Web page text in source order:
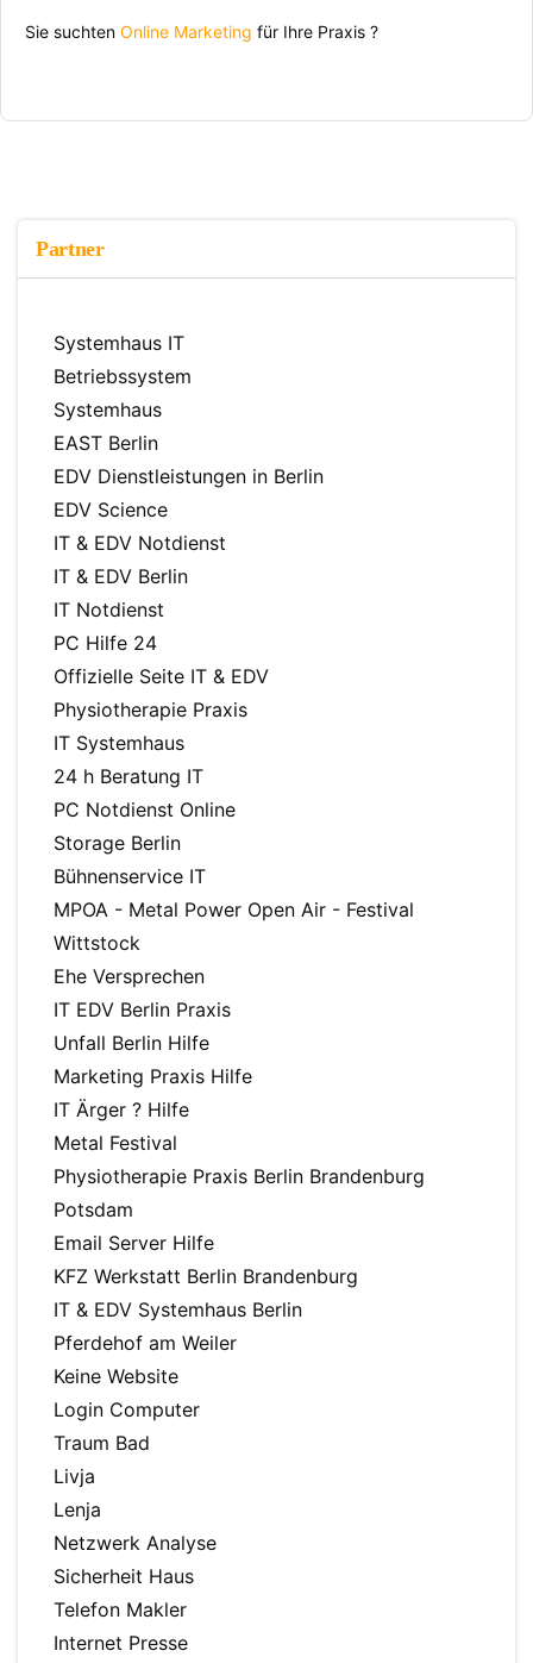
Sie suchten Online Marketing für Ihre Praxis ?
Partner
Systemhaus IT
Betriebssystem
Systemhaus
EAST Berlin
EDV Dienstleistungen in Berlin
EDV Science
IT & EDV Notdienst
IT & EDV Berlin
IT Notdienst
PC Hilfe 24
Offizielle Seite IT & EDV
Physiotherapie Praxis
IT Systemhaus
24 h Beratung IT
PC Notdienst Online
Storage Berlin
Bühnenservice IT
MPOA - Metal Power Open Air - Festival
Wittstock
Ehe Versprechen
IT EDV Berlin Praxis
Unfall Berlin Hilfe
Marketing Praxis Hilfe
IT Ärger ? Hilfe
Metal Festival
Physiotherapie Praxis Berlin Brandenburg
Potsdam
Email Server Hilfe
KFZ Werkstatt Berlin Brandenburg
IT & EDV Systemhaus Berlin
Pferdehof am Weiler
Keine Website
Login Computer
Traum Bad
Livja
Lenja
Netzwerk Analyse
Sicherheit Haus
Telefon Makler
Internet Presse